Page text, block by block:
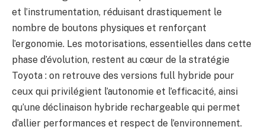
et l’instrumentation, réduisant drastiquement le
nombre de boutons physiques et renforçant
l’ergonomie. Les motorisations, essentielles dans cette
phase d’évolution, restent au cœur de la stratégie
Toyota : on retrouve des versions full hybride pour
ceux qui privilégient l’autonomie et l’efficacité, ainsi
qu’une déclinaison hybride rechargeable qui permet
d’allier performances et respect de l’environnement.